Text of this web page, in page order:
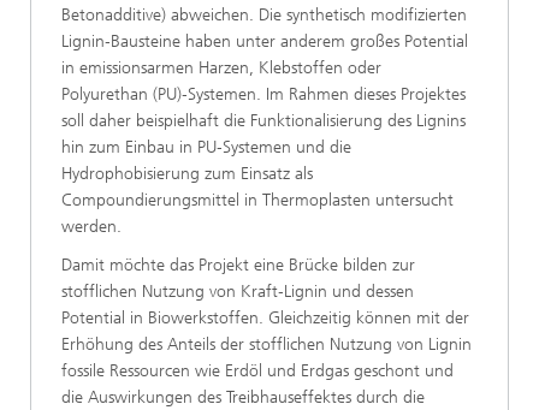
Betonadditive) abweichen. Die synthetisch modifizierten
Lignin‑Bausteine haben unter anderem großes Potential
in emissionsarmen Harzen, Klebstoffen oder
Polyurethan (PU)‑Systemen. Im Rahmen dieses Projektes
soll daher beispielhaft die Funktionalisierung des Lignins
hin zum Einbau in PU‑Systemen und die
Hydrophobisierung zum Einsatz als
Compoundierungsmittel in Thermoplasten untersucht
werden.
Damit möchte das Projekt eine Brücke bilden zur
stofflichen Nutzung von Kraft‑Lignin und dessen
Potential in Biowerkstoffen. Gleichzeitig können mit der
Erhöhung des Anteils der stofflichen Nutzung von Lignin
fossile Ressourcen wie Erdöl und Erdgas geschont und
die Auswirkungen des Treibhauseffektes durch die